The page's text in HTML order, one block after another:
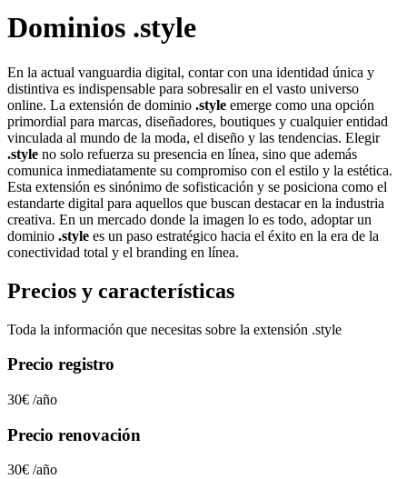
Dominios .style
En la actual vanguardia digital, contar con una identidad única y
distintiva es indispensable para sobresalir en el vasto universo
online. La extensión de dominio .style emerge como una opción
primordial para marcas, diseñadores, boutiques y cualquier entidad
vinculada al mundo de la moda, el diseño y las tendencias. Elegir
.style no solo refuerza su presencia en línea, sino que además
comunica inmediatamente su compromiso con el estilo y la estética.
Esta extensión es sinónimo de sofisticación y se posiciona como el
estandarte digital para aquellos que buscan destacar en la industria
creativa. En un mercado donde la imagen lo es todo, adoptar un
dominio .style es un paso estratégico hacia el éxito en la era de la
conectividad total y el branding en línea.
Precios y características
Toda la información que necesitas sobre la extensión .style
Precio registro
30€ /año
Precio renovación
30€ /año